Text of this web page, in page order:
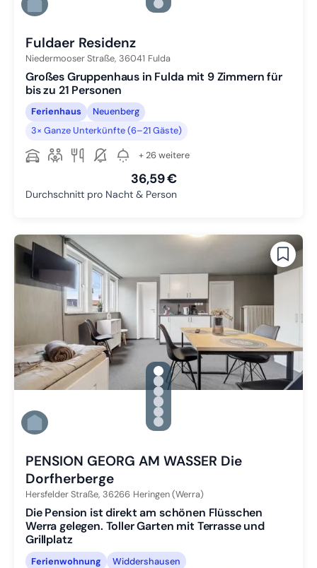
Zu Slide 5 wechseln
Zu Slide 6 wechseln
Fuldaer Residenz
Niedermooser Straße, 36041 Fulda
Großes Gruppenhaus in Fulda mit 9 Zimmern für
bis zu 21 Personen
Ferienhaus
Neuenberg
3× Ganze Unterkünfte (6–21 Gäste)
+ 26 weitere
36,59 €
Durchschnitt pro Nacht & Person
gallery.slide_selector
Zu Slide 1 wechseln
Zu Slide 2 wechseln
Zu Slide 3 wechseln
Zu Slide 4 wechseln
Zu Slide 5 wechseln
Zu Slide 6 wechseln
PENSION GEORG AM WASSER Die
Dorfherberge
Hersfelder Straße, 36266 Heringen (Werra)
Die Pension ist direkt am schönen Flüsschen
Werra gelegen. Toller Garten mit Terrasse und
Grillplatz
Ferienwohnung
Widdershausen